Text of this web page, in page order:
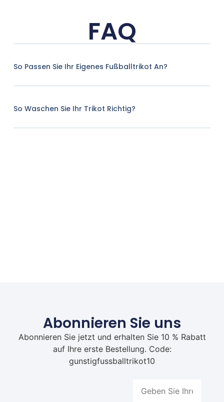
FAQ
So Passen Sie Ihr Eigenes Fußballtrikot An?
So Waschen Sie Ihr Trikot Richtig?
Abonnieren Sie uns
Abonnieren Sie jetzt und erhalten Sie 10 % Rabatt
auf Ihre erste Bestellung. Code:
gunstigfussballtrikot10